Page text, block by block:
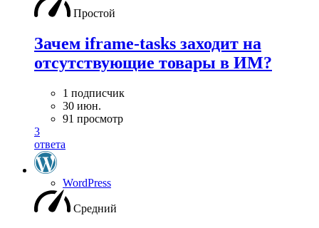
Простой
Зачем iframe-tasks заходит на
отсутствующие товары в ИМ?
1 подписчик
30 июн.
91 просмотр
3
ответа
WordPress
Средний